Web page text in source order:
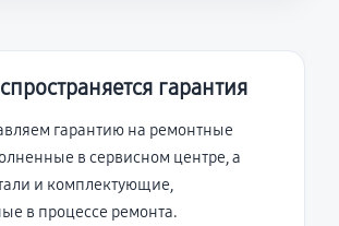
гарантия
гарантию на ремонтные
в сервисном центре, а
и комплектующие,
в процессе ремонта.